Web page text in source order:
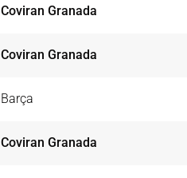
Coviran Granada
Coviran Granada
Barça
Coviran Granada